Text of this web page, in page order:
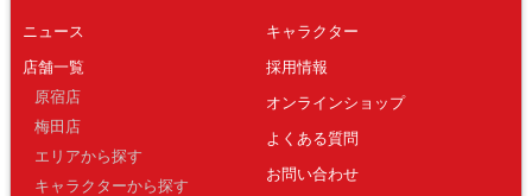
ニュース
店舗一覧
原宿店
梅田店
エリアから探す
キャラクターから探す
キャラクター
採用情報
オンラインショップ
よくある質問
お問い合わせ